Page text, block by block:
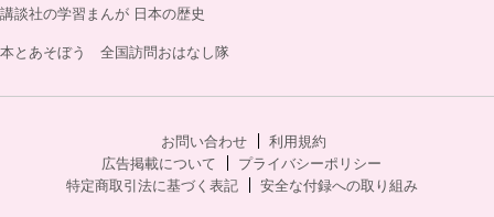
講談社の学習まんが 日本の歴史
本とあそぼう 全国訪問おはなし隊
お問い合わせ
利用規約
広告掲載について
プライバシーポリシー
特定商取引法に基づく表記
安全な付録への取り組み